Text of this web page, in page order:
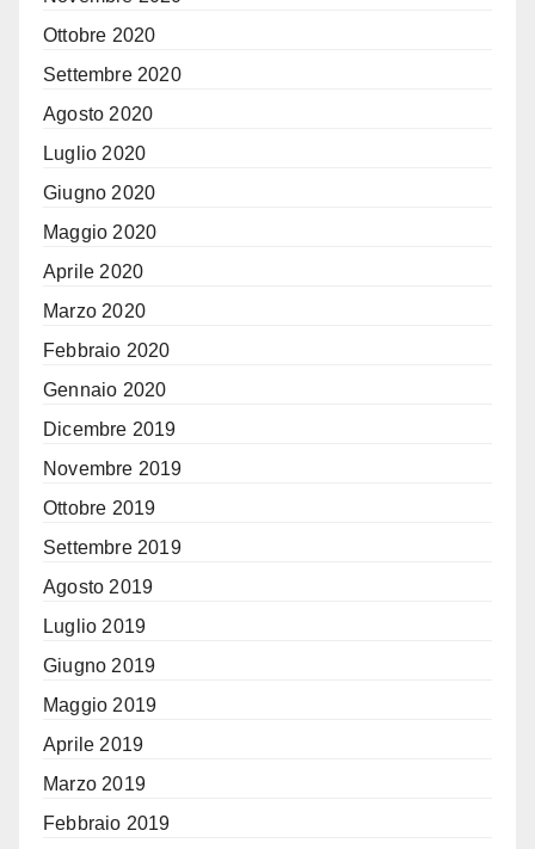
Ottobre 2020
Settembre 2020
Agosto 2020
Luglio 2020
Giugno 2020
Maggio 2020
Aprile 2020
Marzo 2020
Febbraio 2020
Gennaio 2020
Dicembre 2019
Novembre 2019
Ottobre 2019
Settembre 2019
Agosto 2019
Luglio 2019
Giugno 2019
Maggio 2019
Aprile 2019
Marzo 2019
Febbraio 2019